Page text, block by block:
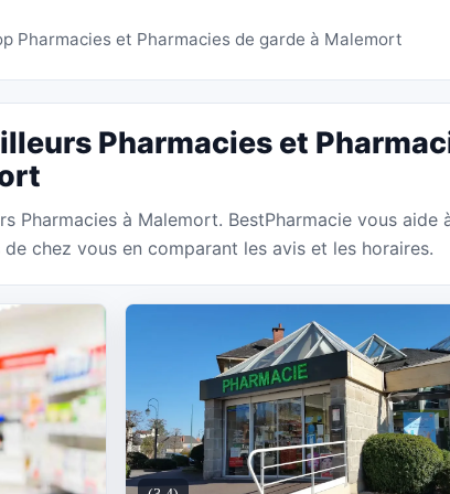
Malemort
Pharmacies et Pharmacies de garde à Malemort
Pharmacies et
Pharmacies à Malemort. BestPharmacie vous aide
chez vous en comparant les avis et les horaires.